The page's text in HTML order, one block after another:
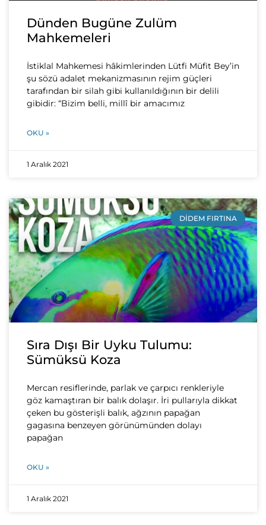
Dünden Bugüne Zulüm
Mahkemeleri
İstiklal Mahkemesi hâkimlerinden Lütfi Müfit Bey’in
şu sözü adalet mekanizmasının rejim güçleri
tarafından bir silah gibi kullanıldığının bir delili
gibidir: “Bizim belli, millî bir amacımız
OKU »
1 Aralık 2021
DIDEM FIRTINA
Sıra Dışı Bir Uyku Tulumu:
Sümüksü Koza
Mercan resiflerinde, parlak ve çarpıcı renkleriyle
göz kamaştıran bir balık dolaşır. İri pullarıyla dikkat
çeken bu gösterişli balık, ağzının papağan
gagasına benzeyen görünümünden dolayı
papağan
OKU »
1 Aralık 2021